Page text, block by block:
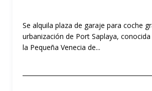
Se alquila plaza de garaje para coche
urbanización de Port Saplaya,
la Pequeña Venecia de...